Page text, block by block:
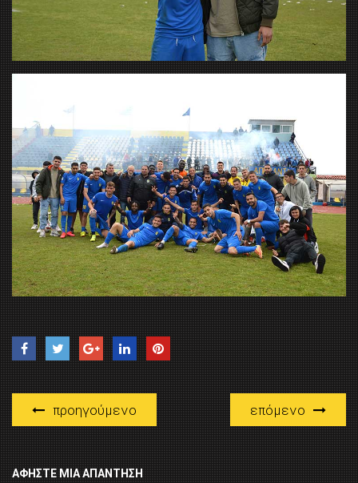
προηγούμενο επόμενο
ΑΦΉΣΤΕ ΜΙΑ ΑΠΆΝΤΗΣΗ